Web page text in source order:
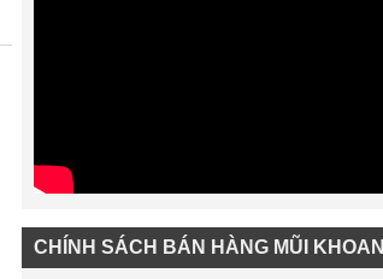
CHÍNH SÁCH BÁN HÀNG MŨI KHOAN